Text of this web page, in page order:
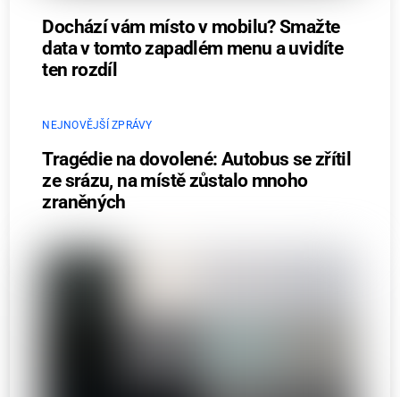
Dochází vám místo v mobilu? Smažte
data v tomto zapadlém menu a uvidíte
ten rozdíl
NEJNOVĚJŠÍ ZPRÁVY
Tragédie na dovolené: Autobus se zřítil
ze srázu, na místě zůstalo mnoho
zraněných